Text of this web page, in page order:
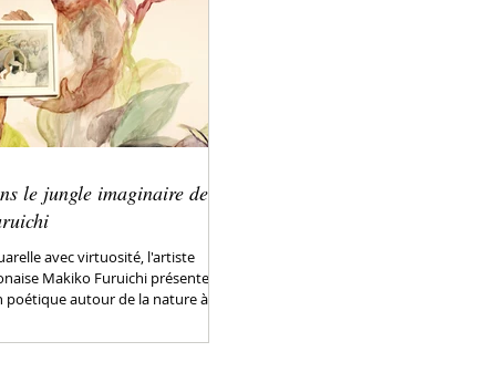
le jungle imaginaire de
avec virtuosité, l'artiste
Makiko Furuichi présente
autour de la nature à...